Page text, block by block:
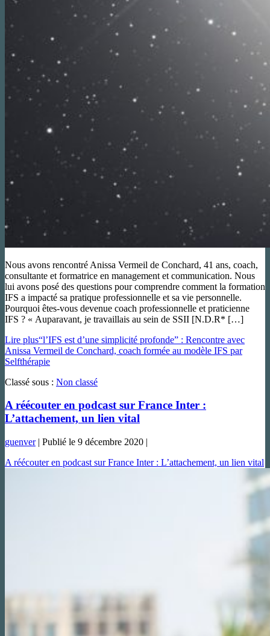
Nous avons rencontré Anissa Vermeil de Conchard, 41 ans, coach,
consultante et formatrice en management et communication. Nous
lui avons posé des questions pour comprendre comment la formation
IFS a impacté sa pratique professionnelle et sa vie personnelle.
Pourquoi êtes-vous devenue coach professionnelle et praticienne
IFS ? « Auparavant, je travaillais au sein de SSII [N.D.R* […]
Lire plus“l’IFS est d’une simplicité profonde” : Rencontre avec
Anissa Vermeil de Conchard, coach formée au modèle IFS par
Selfthérapie
Classé sous : Non classé
A réécouter en podcast sur France Inter :
L’attachement, un lien vital
guenver| Publié le 9 décembre 2020 |
A réécouter en podcast sur France Inter : L’attachement, un lien vital